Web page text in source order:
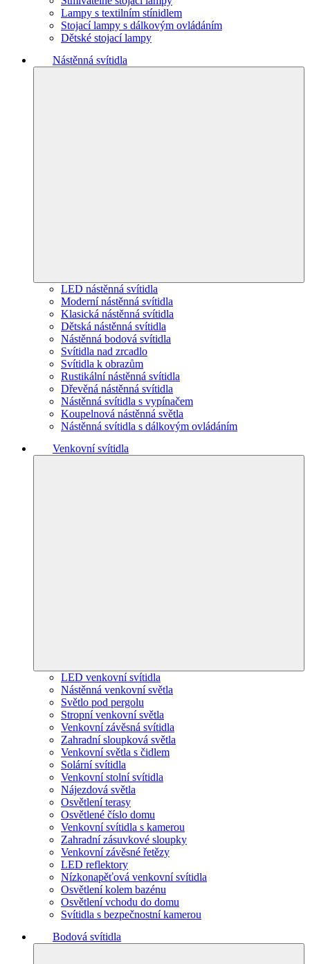
Lampy s textilním stínidlem
Stojací lampy s dálkovým ovládáním
Dětské stojací lampy
Nástěnná svítidla
LED nástěnná svítidla
Moderní nástěnná svítidla
Klasická nástěnná svítidla
Dětská nástěnná svítidla
Nástěnná bodová svítidla
Svítidla nad zrcadlo
Svítidla k obrazům
Rustikální nástěnná svítidla
Dřevěná nástěnná svítidla
Nástěnná svítidla s vypínačem
Koupelnová nástěnná světla
Nástěnná svítidla s dálkovým ovládáním
Venkovní svítidla
LED venkovní svítidla
Nástěnná venkovní světla
Světlo pod pergolu
Stropní venkovní světla
Venkovní závěsná svítidla
Zahradní sloupková světla
Venkovní světla s čidlem
Solární svítidla
Venkovní stolní svítidla
Nájezdová světla
Osvětlení terasy
Osvětlené číslo domu
Venkovní svítidla s kamerou
Zahradní zásuvkové sloupky
Venkovní závěsné řetězy
LED reflektory
Nízkonapěťová venkovní svítidla
Osvětlení kolem bazénu
Osvětlení vchodu do domu
Svítidla s bezpečnostní kamerou
Bodová svítidla